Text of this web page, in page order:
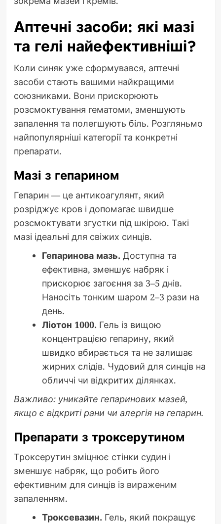
Аптечні засоби: які мазі
та гелі найефективніші?
Коли синяк уже сформувався, аптечні
засоби стають вашими найкращими
союзниками. Вони прискорюють
розсмоктування гематоми, зменшують
запалення та полегшують біль. Розгляньмо
найпопулярніші категорії та конкретні
препарати.
Мазі з гепарином
Гепарин — це антикоагулянт, який
розріджує кров і допомагає швидше
розсмоктувати згустки під шкірою. Такі
мазі ідеальні для свіжих синців.
Гепаринова мазь. Доступна та
ефективна, зменшує набряк і
прискорює загоєння за 3–5 днів.
Наносіть тонким шаром 2–3 рази на
день.
Ліотон 1000. Гель із вищою
концентрацією гепарину, який
швидко вбирається та не залишає
жирних слідів. Чудовий для синців на
обличчі чи відкритих ділянках.
Важливо: уникайте гепаринових мазей,
якщо є відкриті рани чи алергія на гепарин.
Препарати з троксерутином
Троксерутин зміцнює стінки судин і
зменшує набряк, що робить його
ефективним для синців із вираженим
запаленням.
Троксевазин. Гель, який покращує